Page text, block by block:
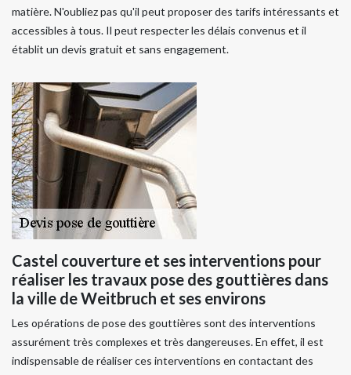
matière. N'oubliez pas qu'il peut proposer des tarifs intéressants et
accessibles à tous. Il peut respecter les délais convenus et il
établit un devis gratuit et sans engagement.
Castel couverture et ses interventions pour
réaliser les travaux pose des gouttières dans
la ville de Weitbruch et ses environs
Les opérations de pose des gouttières sont des interventions
assurément très complexes et très dangereuses. En effet, il est
indispensable de réaliser ces interventions en contactant des